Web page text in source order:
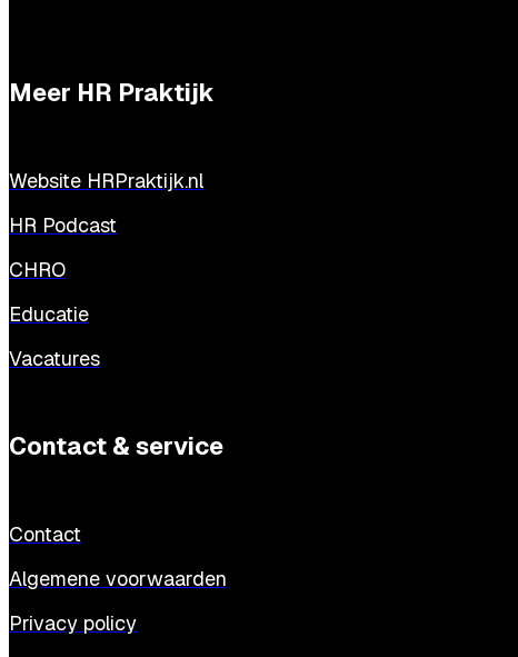
Meer HR Praktijk
Website HRPraktijk.nl
HR Podcast
CHRO
Educatie
Vacatures
Contact & service
Contact
Algemene voorwaarden
Privacy policy